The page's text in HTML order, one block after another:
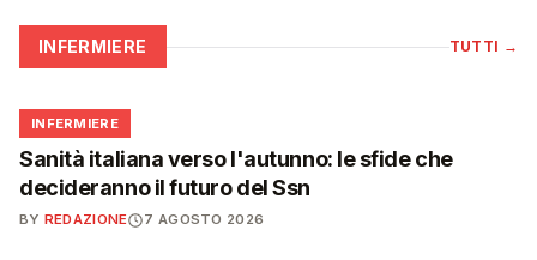
INFERMIERE TUTTI →
🩺
INFERMIERE
Sanità italiana verso l'autunno: le sfide che
decideranno il futuro del Ssn
BY REDAZIONE 7 AGOSTO 2026